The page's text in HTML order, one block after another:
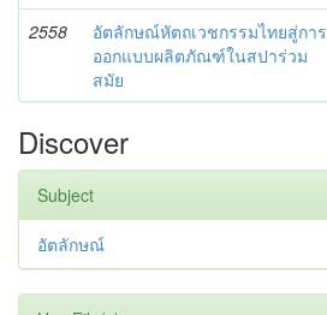
2558
อัตลักษณ์หัตถเวชกรรมไทยสู่การ
ออกแบบผลิตภัณฑ์ในสปาร่วม
สมัย
Discover
Subject
อัตลักษณ์